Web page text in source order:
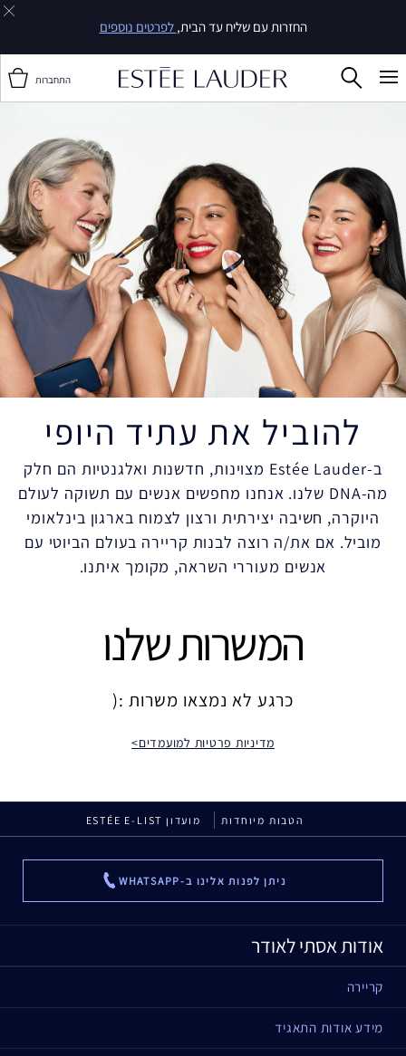
החזרות עם שליח עד הבית, לפרטים נוספים
התחברות
להוביל את עתיד היופי
ב-Estée Lauder מצוינות, חדשנות ואלגנטיות הם חלק
מה-DNA שלנו. אנחנו מחפשים אנשים עם תשוקה לעולם
היוקרה, חשיבה יצירתית ורצון לצמוח בארגון בינלאומי
מוביל. אם את/ה רוצה לבנות קריירה בעולם הביוטי עם
אנשים מעוררי השראה, מקומך איתנו.
המשרות שלנו
כרגע לא נמצאו משרות :(
מדיניות פרטיות למועמדים>
הטבות מיוחדות מועדון ESTÉE E-LIST
ניתן לפנות אלינו ב-WHATSAPP ...
אודות אסתי לאודר
קריירה
מידע אודות התאגיד